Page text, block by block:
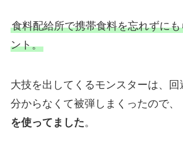
食料配給所で携帯食料を忘れずに
ント。
大技を出してくるモンスターは、回
分からなくて被弾しまくったので、
を使ってました。